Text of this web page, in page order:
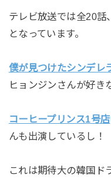
テレビ放送では全20話
となっています。
僕が見つけたシンデレ
ヒョンジンさんが好き
コーヒープリンス1号店
んも出演しているし！
これは期待大の韓国ド